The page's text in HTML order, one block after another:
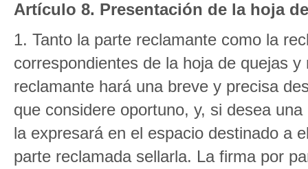
Artículo 8. Presentación de la hoja
1. Tanto la parte reclamante como la
correspondientes de la hoja de quejas
reclamante hará una breve y precisa
que considere oportuno, y, si desea
la expresará en el espacio destinado a
parte reclamada sellarla. La firma por